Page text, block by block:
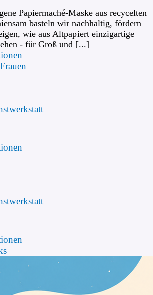
Papiermaché-Maske aus recycelten
basteln wir nachhaltig, fördern
wie aus Altpapiert einzigartige
- für Groß und [...]